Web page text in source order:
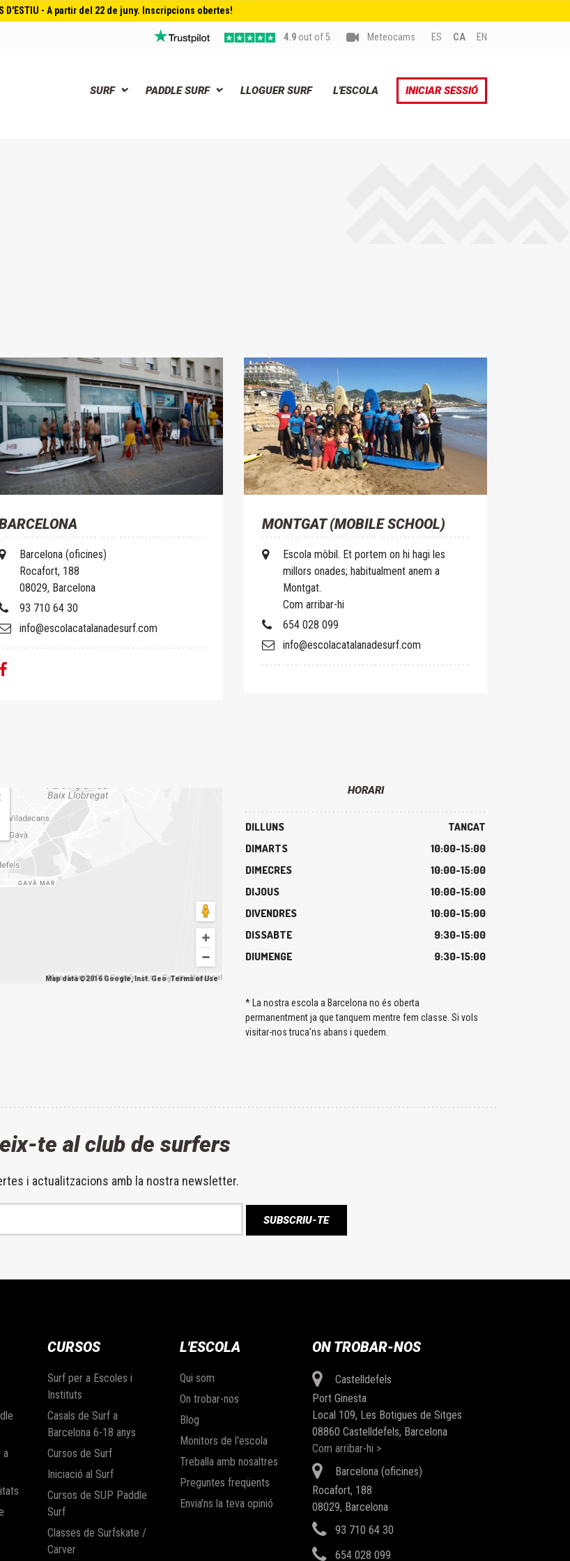
D'ESTIU - A partir del 22 de juny. Inscripcions obertes!
4.9 out of 5 Meteocams ES CA EN
SURF PADDLE SURF LLOGUER SURF L'ESCOLA INICIAR SESSIÓ
Barcelona (oficines)
Rocafort, 188
08029, Barcelona
93 710 64 30
info@escolacatalanadesurf.com
MONTGAT (MOBILE SCHOOL)
Escola mòbil. Et portem on hi hagi les
millors onades; habitualment anem a
Montgat.
Com arribar-hi
654 028 099
info@escolacatalanadesurf.com
Map data ©2016 Google, Inst. Geogr. Nacional
Map data ©2016 Google, Inst. Geogr. Nacional
Terms of Use
HORARI
DILLUNS
TANCAT
DIMARTS
10:00-15:00
DIMECRES
10:00-15:00
DIJOUS
10:00-15:00
DIVENDRES
10:00-15:00
DISSABTE
9:30-15:00
DIUMENGE
9:30-15:00
* La nostra escola a Barcelona no és oberta
permanentment ja que tanquem mentre fem classe. Si vols
visitar-nos truca'ns abans i quedem.
te al club de surfers
i actualitzacions amb la nostra newsletter.
a
CURSOS
Surf per a Escoles i
Instituts
Casals de Surf a
Barcelona 6-18 anys
Cursos de Surf
Iniciació al Surf
Cursos de SUP Paddle
Surf
Classes de Surfskate /
Carver
L'ESCOLA
Qui som
On trobar-nos
Blog
Monitors de l'escola
Treballa amb nosaltres
Preguntes freqüents
Envia'ns la teva opinió
ON TROBAR-NOS
Castelldefels
Port Ginesta
Local 109, Les Botigues de Sitges
08860 Castelldefels, Barcelona
Com arribar-hi >
Barcelona (oficines)
Rocafort, 188
08029, Barcelona
93 710 64 30
654 028 099